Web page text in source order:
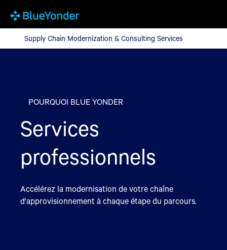
Supply Chain Modernization & Consulting Services
Supply Chain Modernization & Consulting Services
POURQUOI BLUE YONDER
Services
professionnels
Accélérez la modernisation de votre chaîne
d'approvisionnement à chaque étape du parcours.